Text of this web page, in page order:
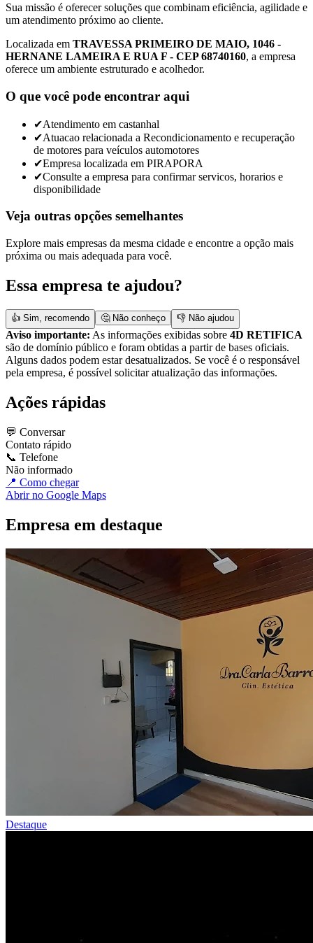
Sua missão é oferecer soluções que combinam eficiência, agilidade e
um atendimento próximo ao cliente.
Localizada em TRAVESSA PRIMEIRO DE MAIO, 1046 -
HERNANE LAMEIRA E RUA F - CEP 68740160, a empresa
oferece um ambiente estruturado e acolhedor.
O que você pode encontrar aqui
✔Atendimento em castanhal
✔Atuacao relacionada a Recondicionamento e recuperação
de motores para veículos automotores
✔Empresa localizada em PIRAPORA
✔Consulte a empresa para confirmar servicos, horarios e
disponibilidade
Veja outras opções semelhantes
Explore mais empresas da mesma cidade e encontre a opção mais
próxima ou mais adequada para você.
Essa empresa te ajudou?
👍 Sim, recomendo 🤔 Não conheço 👎 Não ajudou
Aviso importante: As informações exibidas sobre 4D RETIFICA
são de domínio público e foram obtidas a partir de bases oficiais.
Alguns dados podem estar desatualizados. Se você é o responsável
pela empresa, é possível solicitar atualização das informações.
Ações rápidas
💬 Conversar
Contato rápido
📞 Telefone
Não informado
📍 Como chegar
Abrir no Google Maps
Empresa em destaque
Destaque